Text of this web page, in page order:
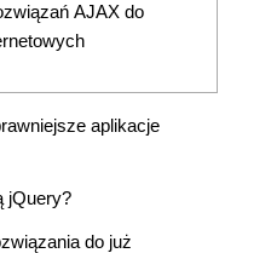
AJAX do
aplikacje
jQuery?
do już